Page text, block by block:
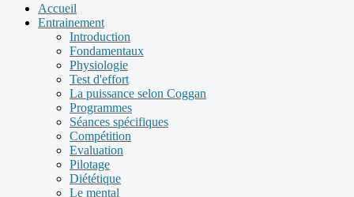
Accueil
Entrainement
Introduction
Fondamentaux
Physiologie
Test d'effort
La puissance selon Coggan
Programmes
Séances spécifiques
Compétition
Evaluation
Pilotage
Diététique
Le mental